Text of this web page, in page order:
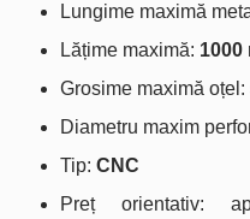
Lungime maximă
Lățime maximă: 1000
Grosime maximă oțel:
Diametru maxim
Tip: CNC
Preț orientativ: